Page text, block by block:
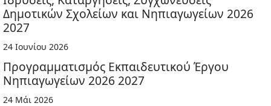
Δημοτικών Σχολείων και Νηπιαγωγείων 2026
2027
24 Ιουνίου 2026
Προγραμματισμός Εκπαιδευτικού Έργου
Νηπιαγωγείων 2026 2027
24 Μάι 2026